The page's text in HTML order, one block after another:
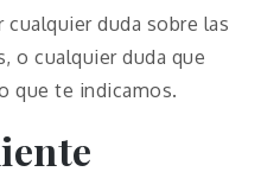
duda sobre las
o cualquier duda que
que te indicamos.